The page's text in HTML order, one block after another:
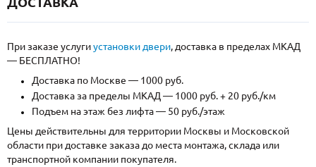
При заказе услугиустановки двери, доставка в пределах МКАД
— БЕСПЛАТНО!
Доставка по Москве — 1000 руб.
Доставка за пределы МКАД — 1000 руб. + 20 руб./км
Подъем на этаж без лифта — 50 руб./этаж
Цены действительны для территории Москвы и Московской
области при доставке заказа до места монтажа, склада или
транспортной компании покупателя.